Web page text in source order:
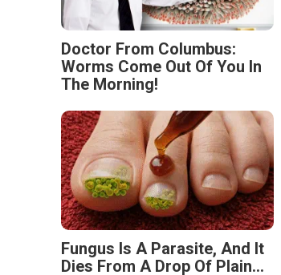
Doctor From Columbus:
Worms Come Out Of You In
The Morning!
Fungus Is A Parasite, And It
Dies From A Drop Of Plain...